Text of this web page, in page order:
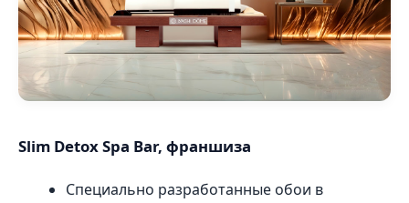
Slim Detox Spa Bar, франшиза
Специально разработанные обои в